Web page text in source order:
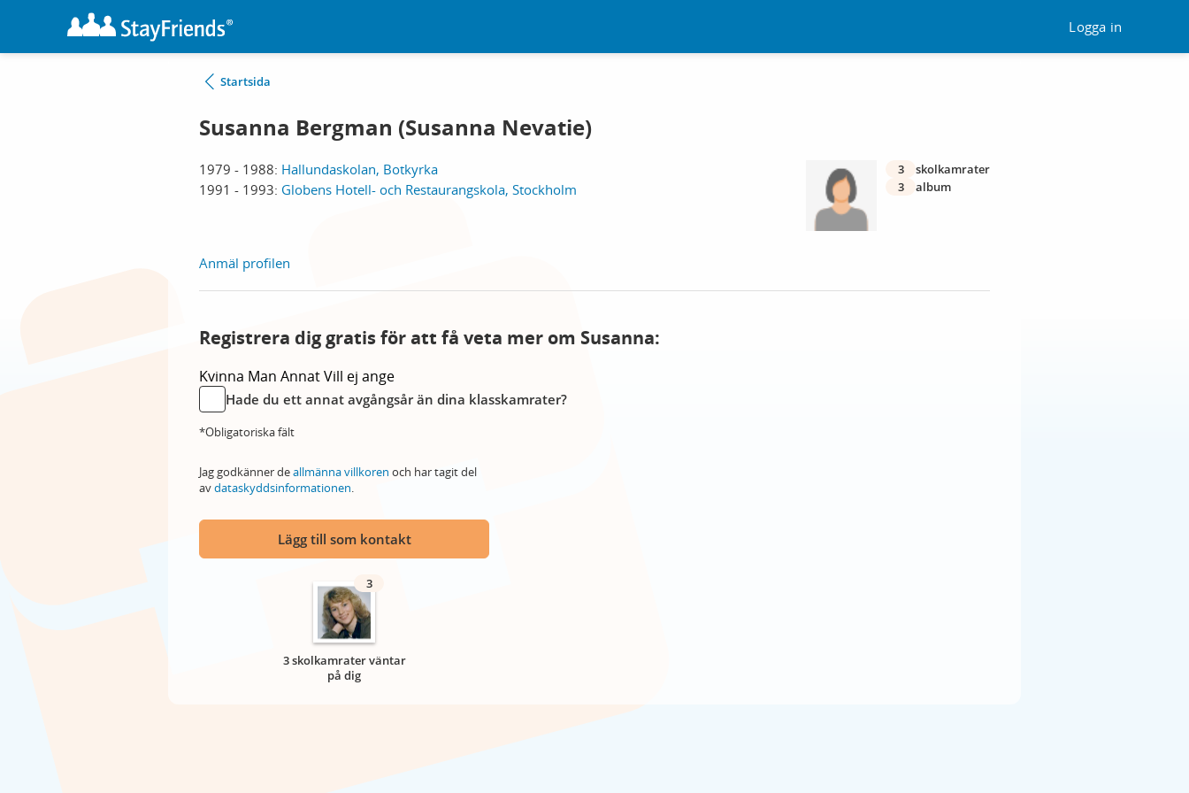
Logga in
Startsida
Susanna Bergman (Susanna Nevatie)
1979 - 1988: Hallundaskolan, Botkyrka
1991 - 1993: Globens Hotell- och Restaurangskola, Stockholm
3
skolkamrater
3
album
Anmäl profilen
Registrera dig gratis för att få veta mer om Susanna:
Kvinna Man AnnatVill ej ange
Hade du ett annat avgångsår än dina klasskamrater?
*Obligatoriska fält
Jag godkänner deallmänna villkoren och har tagit del
avdataskyddsinformationen.
Lägg till som kontakt
3
3 skolkamrater väntar
på dig